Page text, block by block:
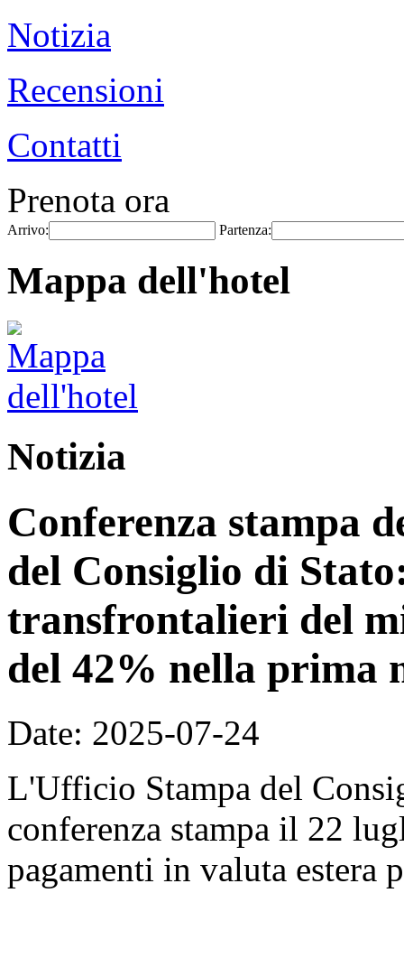
Notizia
Recensioni
Contatti
Prenota ora
Arrivo: Partenza:
Mappa dell'hotel
Notizia
Conferenza stampa
del Consiglio di
transfrontalieri del
del 42% nella prima
Date: 2025-07-24
L'Ufficio Stampa del
conferenza stampa il 22
pagamenti in valuta estera